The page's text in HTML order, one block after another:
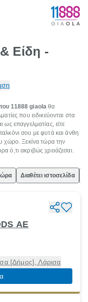
Είδη -
11888 giaola θα
που ειδικεύονται στα
ως επαγγελματίας, είτε
σου με φυτά και άνθη
χώρο. Ξεκίνα τώρα την
ό,τι ακριβώς χρειάζεσαι.
Διαθέτει ιστοσελίδα
ΑΕ
[Δήμος], Λάρισα